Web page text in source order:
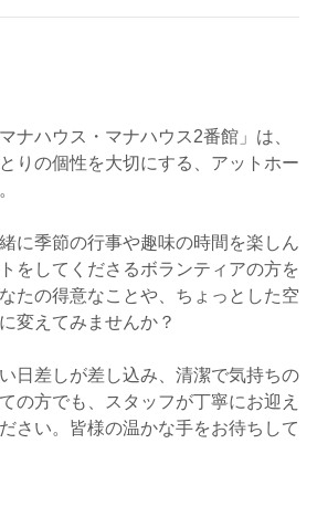
ナハウス・マナハウス2番館」は、
りの個性を大切にする、アットホー
に季節の行事や趣味の時間を楽しん
をしてくださるボランティアの方を
たの得意なことや、ちょっとした空
変えてみませんか？
日差しが差し込み、清潔で気持ちの
の方でも、スタッフが丁寧にお迎え
さい。皆様の温かな手をお待ちして